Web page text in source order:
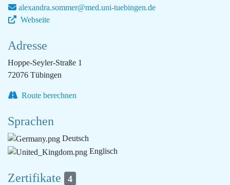
alexandra.sommer@med.uni-tuebingen.de
Webseite
Adresse
Hoppe-Seyler-Straße 1
72076 Tübingen
Route berechnen
Sprachen
Deutsch
Englisch
Zertifikate 4